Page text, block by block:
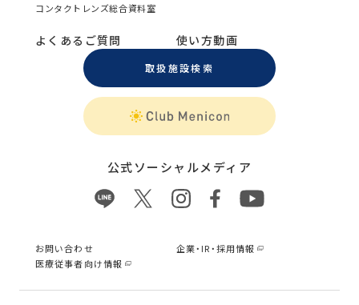
コンタクトレンズ総合資料室
よくあるご質問 使い方動画
取扱施設検索
公式ソーシャルメディア
お問い合わせ
企業・IR・採用情報
医療従事者向け情報